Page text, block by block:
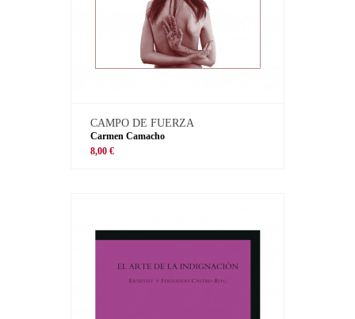
CAMPO DE FUERZA
Carmen Camacho
8,00 €